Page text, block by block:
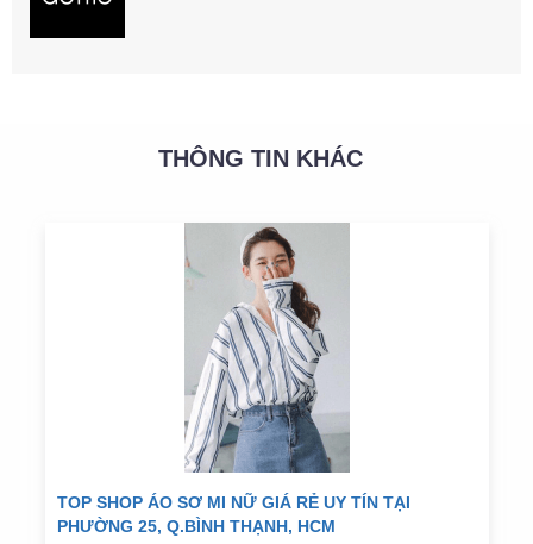
THÔNG TIN KHÁC
TOP SHOP ÁO SƠ MI NỮ GIÁ RẺ UY TÍN TẠI
PHƯỜNG 25, Q.BÌNH THẠNH, HCM